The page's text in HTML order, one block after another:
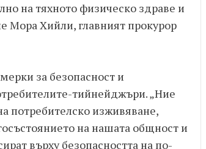
на тяхното физическо здраве и
Мора Хийли, главният прокурор
за безопасност и
тийнейджъри. „Ние
потребителско изживяване,
на нашата общност и
върху безопасността на по-